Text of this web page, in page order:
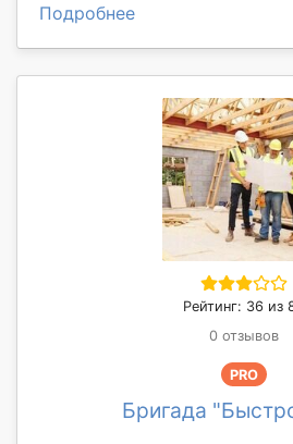
Подробнее
Рейтинг: 36 из
0 отзывов
PRO
Бригада